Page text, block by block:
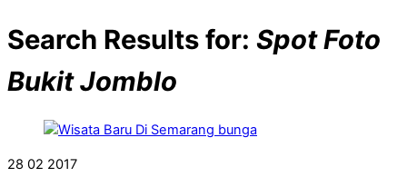
Search Results for: Spot Foto
Bukit Jomblo
28 02 2017